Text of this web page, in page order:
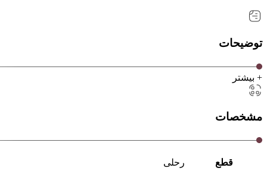
توضیحات
+ بیشتر
مشخصات
قطع رحلی